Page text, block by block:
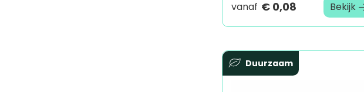
vanaf € 0,08 Bekijk
Duurzaam